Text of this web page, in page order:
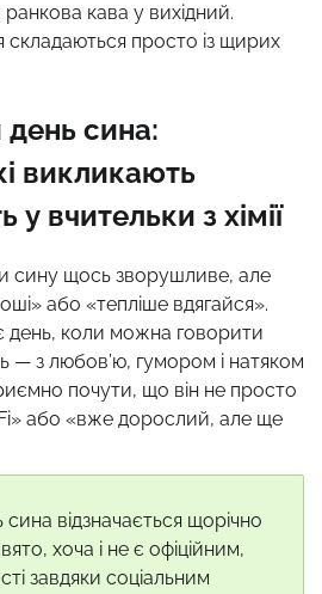
ранкова кава у вихідний.
складаються просто із щирих
сина:
викликають
у вчительки з хімії
сину щось зворушливе, але
або «тепліше вдягайся».
день, коли можна говорити
— з любов’ю, гумором і натяком
почути, що він не просто
або «вже дорослий, але ще
відзначається щорічно
хоча і не є офіційним,
завдяки соціальним